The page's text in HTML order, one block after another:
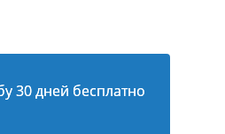
30 дней бесплатно